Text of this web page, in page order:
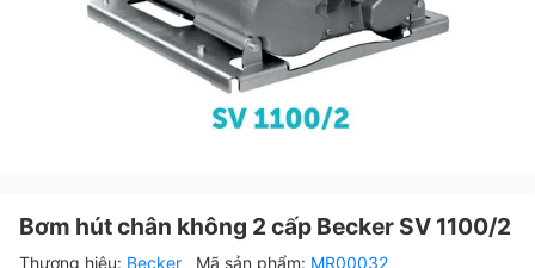
Bơm hút chân không 2 cấp Becker SV 1100/2
Thương hiệu: Becker Mã sản phẩm: MR00032